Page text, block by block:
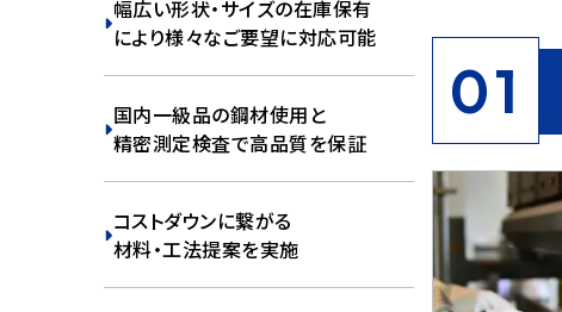
01
幅広い形状・サイズの在庫保有
により様々なご要望に対応可能
国内一級品の鋼材使用と
精密測定検査で高品質を保証
コストダウンに繋がる
材料・工法提案を実施